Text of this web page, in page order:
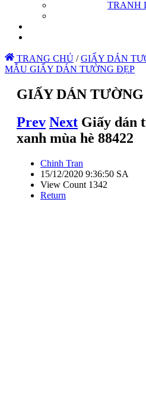
TRANH
TRANG CHỦ / GIẤY DÁN
MẪU GIẤY DÁN TƯỜNG ĐẸP
GIẤY DÁN
Prev Next Giấy dán
xanh mùa hè 88422
Chinh Tran
15/12/2020 9:36:50 SA
View Count 1342
Return